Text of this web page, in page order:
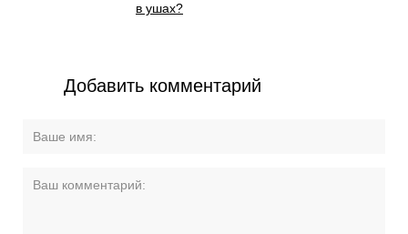
в ушах?
Добавить комментарий